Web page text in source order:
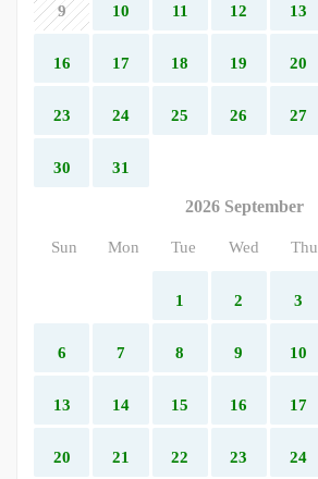
9 10 11 12 13
16 17 18 19 20
23 24 25 26 27
30 31
2026 September
Sun Mon Tue Wed Thu
1 2 3
6 7 8 9 10
13 14 15 16 17
20 21 22 23 24